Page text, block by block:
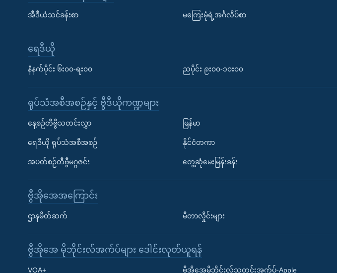
Learning English
အီဒီယံသင်ခန်းစာ မကြေးမုံရဲ့အင်္ဂလိပ်စာ
ရေဒီယို
နံနက်ပိုင်း ၆း၀၀-ရး၀၀ ညပိုင်း ၉း၀၀-၁၀း၀၀
ရုပ်သံအစီအစဉ်နှင့် ဗွီဒီယိုကဏ္ဍများ
နေ့စဉ်တီဗွီသတင်းလွှာ
ရေဒီယို ရုပ်သံအစီအစဉ်
အပတ်စဉ်တီဗွီမဂ္ဂဇင်း
မြန်မာ
နိုင်ငံတကာ
တွေ့ဆုံမေးမြန်းခန်း
ဗွီအိုအေအကြောင်း
ဌာနမိတ်ဆက် မီတာလှိုင်းများ
ဗွီအိုအေ မိုဘိုင်းလ်အက်ပ်များ ဒေါင်းလုတ်ယူရန်
VOA+ ဗွီအိုအေမိုဘိုင်းလ်သတင်းအက်ပ်-Apple